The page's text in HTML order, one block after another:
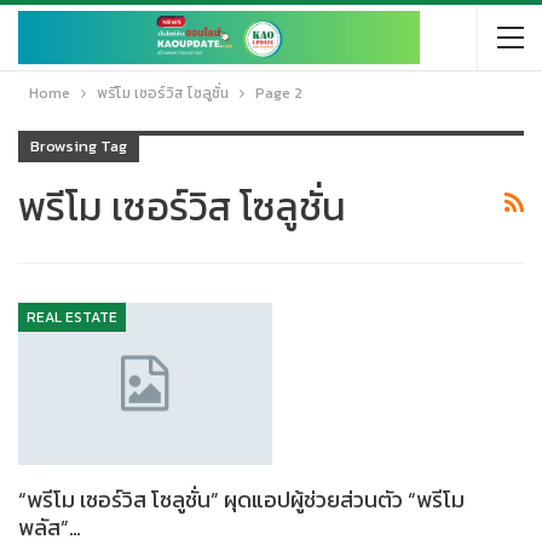
Home พรีโม เซอร์วิส โซลูชั่น Page 2
Browsing Tag
พรีโม เซอร์วิส โซลูชั่น
REAL ESTATE
“พรีโม เซอร์วิส โซลูชั่น” ผุดแอปผู้ช่วยส่วนตัว “พรีโม
พลัส”…